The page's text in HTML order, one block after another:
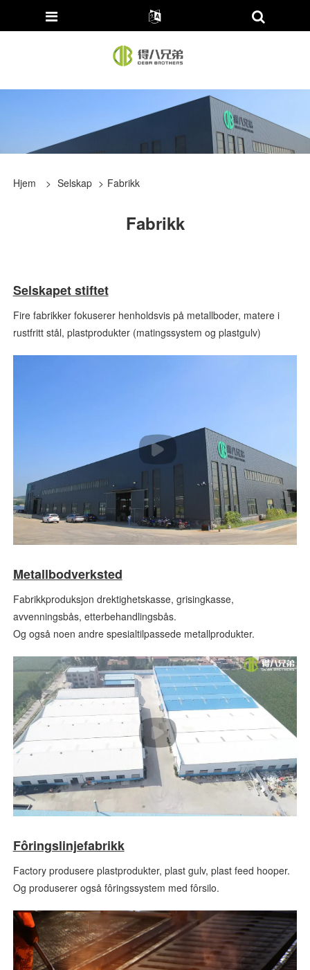
Hjem > Selskap > Fabrikk
Fabrikk
Selskapet stiftet
Fire fabrikker fokuserer henholdsvis på metallboder, matere i
rustfritt stål, plastprodukter (matingssystem og plastgulv)
Metallbodverksted
Fabrikkproduksjon drektighetskasse, grisingkasse,
avvenningsbås, etterbehandlingsbås.
Og også noen andre spesialtilpassede metallprodukter.
Fôringslinjefabrikk
Factory produsere plastprodukter, plast gulv, plast feed hooper.
Og produserer også fôringssystem med fôrsilo.